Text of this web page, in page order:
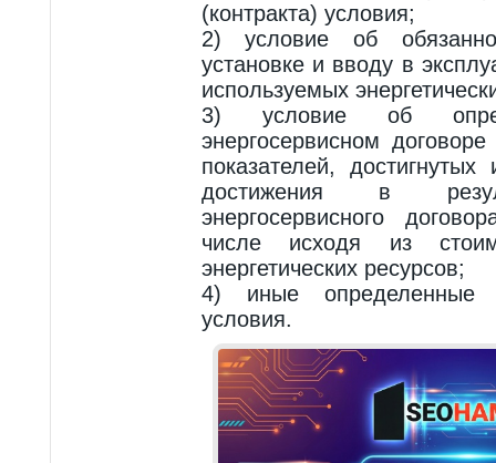
(контракта) условия;
2) условие об
установке и вводу в
используемых
3) условие об
энергосервисном
показателей,
достижения в
энергосервисного
числе исходя из
энергетических ресурсов;
4) иные определенные
условия.